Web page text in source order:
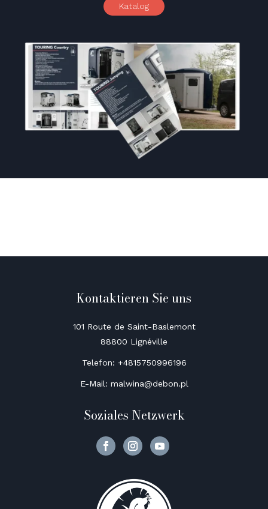
Katalog
Kontaktieren Sie uns
101 Route de Saint-Baslemont
88800 Lignéville
Telefon: +4815750996196
E-Mail: malwina@debon.pl
Soziales Netzwerk